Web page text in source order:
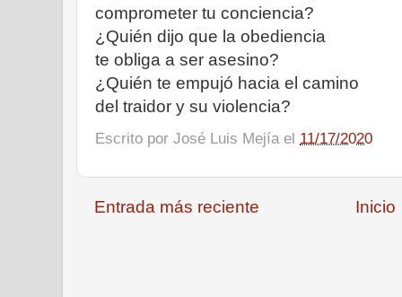
comprometer tu conciencia?
¿Quién dijo que la obediencia
te obliga a ser asesino?
¿Quién te empujó hacia el camino
del traidor y su violencia?
Escrito por José Luis Mejía el 11/17/2020
Entrada más reciente Inicio